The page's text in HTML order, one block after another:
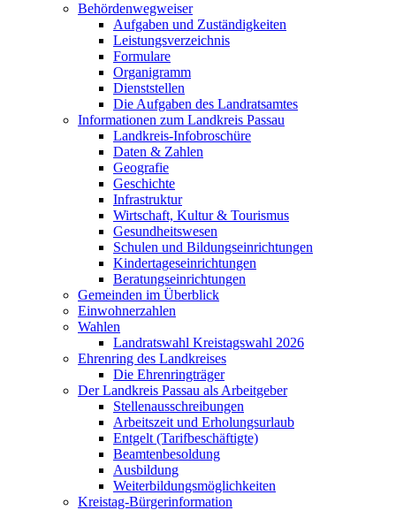
Behördenwegweiser
Aufgaben und Zuständigkeiten
Leistungsverzeichnis
Formulare
Organigramm
Dienststellen
Die Aufgaben des Landratsamtes
Informationen zum Landkreis Passau
Landkreis-Infobroschüre
Daten & Zahlen
Geografie
Geschichte
Infrastruktur
Wirtschaft, Kultur & Tourismus
Gesundheitswesen
Schulen und Bildungseinrichtungen
Kindertageseinrichtungen
Beratungseinrichtungen
Gemeinden im Überblick
Einwohnerzahlen
Wahlen
Landratswahl Kreistagswahl 2026
Ehrenring des Landkreises
Die Ehrenringträger
Der Landkreis Passau als Arbeitgeber
Stellenausschreibungen
Arbeitszeit und Erholungsurlaub
Entgelt (Tarifbeschäftigte)
Beamtenbesoldung
Ausbildung
Weiterbildungsmöglichkeiten
Kreistag-Bürgerinformation